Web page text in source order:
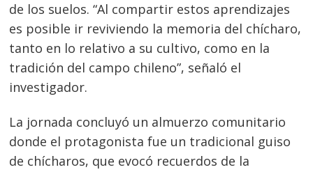
de los suelos. “Al compartir estos aprendizajes
es posible ir reviviendo la memoria del chícharo,
tanto en lo relativo a su cultivo, como en la
tradición del campo chileno”, señaló el
investigador.
La jornada concluyó un almuerzo comunitario
donde el protagonista fue un tradicional guiso
de chícharos, que evocó recuerdos de la